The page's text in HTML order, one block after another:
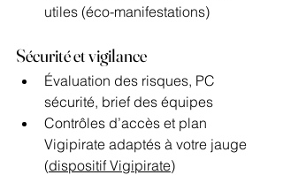
utiles (éco-manifestations)
Sécurité et vigilance
Évaluation des risques, PC
sécurité, brief des équipes
Contrôles d’accès et plan
Vigipirate adaptés à votre jauge
(dispositif Vigipirate)